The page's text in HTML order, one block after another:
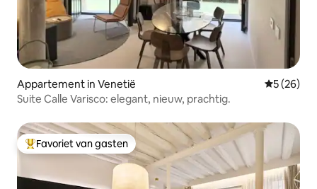
Appartement in Venetië
5 (26)
Suite Calle Varisco: elegant, nieuw, prachtig.
Topfavoriet van gasten
Favoriet van gasten